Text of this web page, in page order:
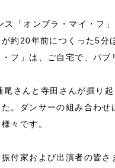
「オンブラ・マイ・フ」
約20年前につくった5分
フ」は、ご自宅で、パ
さんと寺田さんが掘り
。ダンサーの組み合わ
々です。
付家および出演者の皆